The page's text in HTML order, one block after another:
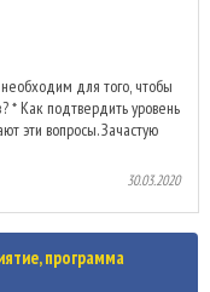
для того, чтобы
* Как подтвердить уровень
эти вопросы. Зачастую
30.03.2020
программа